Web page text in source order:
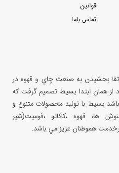
قوانین
تماس باما
به منظور ارتقا بخشيدن به صنعت چاي و قهوه در
از همان ابتدا بسيط تصميم گرفت كه
بسيط با توليد محصولات متنوع و
ها، قهوه ،كاكائو ،فوميت(شير
هموطنان عزيز مي باشد.